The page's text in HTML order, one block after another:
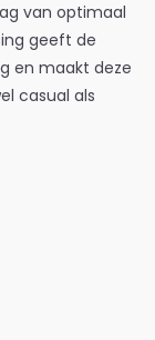
van optimaal
geeft de
en maakt deze
casual als